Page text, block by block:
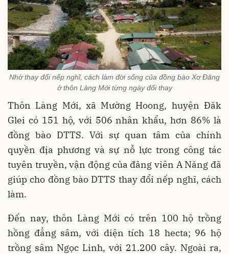
Nhờ thay đổi nếp nghĩ, cách làm đời sống của đồng bào Xơ Đăng
ở thôn Làng Mới từng ngày đổi thay
Thôn Làng Mới, xã Mường Hoong, huyện Đăk
Glei có 151 hộ, với 506 nhân khẩu, hơn 86% là
đồng bào DTTS. Với sự quan tâm của chính
quyền địa phương và sự nỗ lực trong công tác
tuyên truyền, vận động của đảng viên A Năng đã
giúp cho đồng bào DTTS thay đổi nếp nghĩ, cách
làm.
Đến nay, thôn Làng Mới có trên 100 hộ trồng
hồng đẳng sâm, với diện tích 18 hecta; 96 hộ
trồng sâm Ngọc Linh, với 21.200 cây. Ngoài ra,